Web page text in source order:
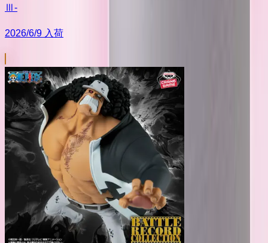
Ⅲ-
2026/6/9 入荷